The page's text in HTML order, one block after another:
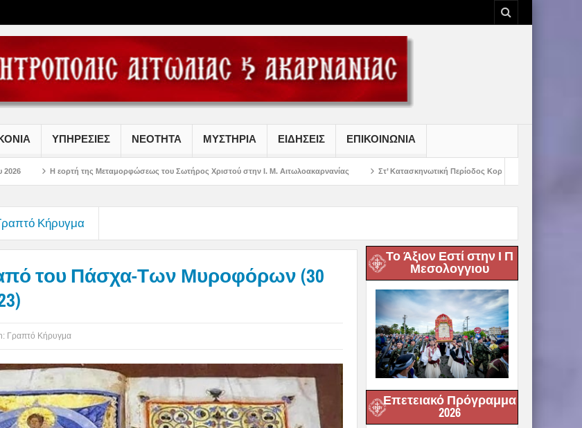
ΥΠΗΡΕΣΙΕΣ ΝΕΟΤΗΤΑ ΜΥΣΤΗΡΙΑ ΕΙΔΗΣΕΙΣ ΕΠΙΚΟΙΝΩΝΙΑ
της Μεταμορφώσεως του Σωτήρος Χριστού στην Ι. Μ. Αιτωλοακαρνανίας Στ’ Κατασκηνωτική Περίοδος Κοριτσιών Γυμνασίου
Κήρυγμα
του Πάσχα-Των Μυροφόρων (30
Γραπτό Κήρυγμα
Το Άξιον Εστί στην Ι Π
Μεσολογγιου
Επετειακό Πρόγραμμα
2026